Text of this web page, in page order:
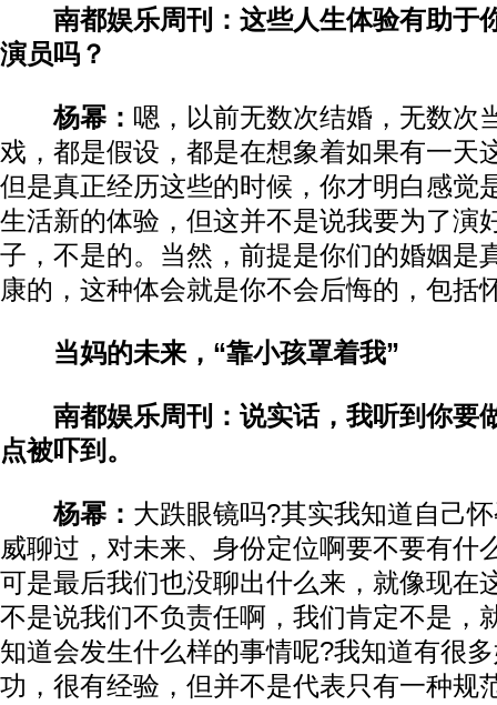
南都娱乐周刊：这些人生体验有助于
演员吗？
杨幂： 嗯，以前无数次结婚，无数次
戏，都是假设，都是在想象着如果有一天
但是真正经历这些的时候，你才明白感觉
生活新的体验，但这并不是说我要为了演
子，不是的。当然，前提是你们的婚姻是
康的，这种体会就是你不会后悔的，包括
当妈的未来，“靠小孩罩着我”
南都娱乐周刊：说实话，我听到你要
点被吓到。
杨幂： 大跌眼镜吗?其实我知道自己
威聊过，对未来、身份定位啊要不要有什
可是最后我们也没聊出什么来，就像现在
不是说我们不负责任啊，我们肯定不是，
知道会发生什么样的事情呢?我知道有很
功，很有经验，但并不是代表只有一种规